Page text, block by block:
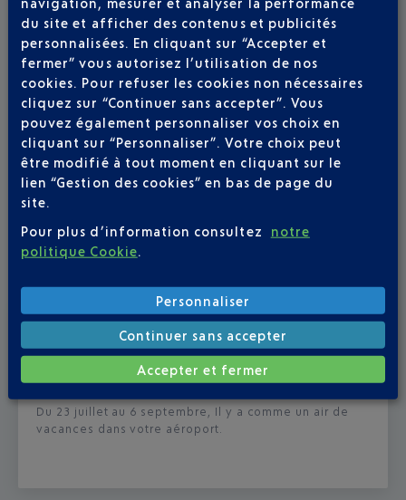
13-07-26
ÉTÉ BOHÊME À L'AÉROPORT NICE CÔTE
Du 23 juillet au 6 septembre, Il y a comme un air de
vacances dans votre aéroport.
du site et afficher des contenus et publicités
personnalisées. En cliquant sur “Accepter et
fermer” vous autorisez l’utilisation de nos
cookies. Pour refuser les cookies non nécessaires
cliquez sur “Continuer sans accepter”. Vous
pouvez également personnaliser vos choix en
cliquant sur “Personnaliser”. Votre choix peut
être modifié à tout moment en cliquant sur le
lien “Gestion des cookies” en bas de page du
site.
Pour plus d’information consultez
notre
politique Cookie.
Personnaliser
Continuer sans accepter
Accepter et fermer